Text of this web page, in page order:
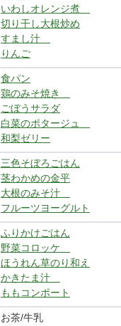
いわしオレンジ煮
切り干し大根炒め
すまし汁
りんご
食パン
鶏のみそ焼き
ごぼうサラダ
白菜のポタージュ
和梨ゼリー
三色そぼろごはん
茎わかめの金平
大根のみそ汁
フルーツヨーグルト
ふりかけごはん
野菜コロッケ
ほうれん草のり和え
かきたま汁
ももコンポート
お茶/牛乳